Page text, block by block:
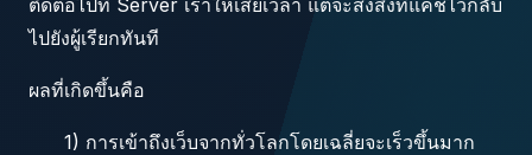
ไปยังผู้เรียกทันที
ผลที่เกิดขึ้นคือ
1) การเข้าถึงเว็บจากทั่วโลกโดยเฉลี่ยจะเร็วขึ้นมาก